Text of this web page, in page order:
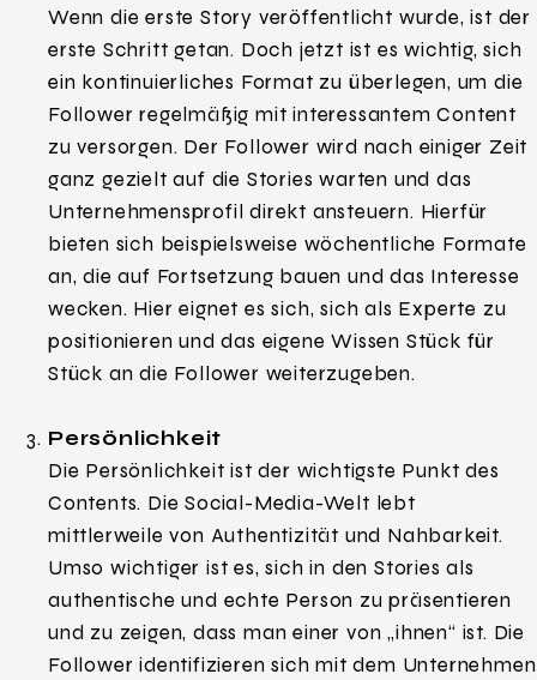
Wenn die erste Story veröffentlicht wurde, ist der
erste Schritt getan. Doch jetzt ist es wichtig, sich
ein kontinuierliches Format zu überlegen, um die
Follower regelmäßig mit interessantem Content
zu versorgen. Der Follower wird nach einiger Zeit
ganz gezielt auf die Stories warten und das
Unternehmensprofil direkt ansteuern. Hierfür
bieten sich beispielsweise wöchentliche Formate
an, die auf Fortsetzung bauen und das Interesse
wecken. Hier eignet es sich, sich als Experte zu
positionieren und das eigene Wissen Stück für
Stück an die Follower weiterzugeben.
Persönlichkeit
Die Persönlichkeit ist der wichtigste Punkt des
Contents. Die Social-Media-Welt lebt
mittlerweile von Authentizität und Nahbarkeit.
Umso wichtiger ist es, sich in den Stories als
authentische und echte Person zu präsentieren
und zu zeigen, dass man einer von „ihnen“ ist. Die
Follower identifizieren sich mit dem Unternehmen